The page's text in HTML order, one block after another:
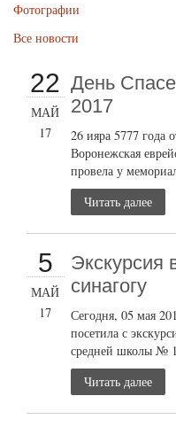
Фотографии
Все новости
22
МАЙ
17
День
2017
26 ияра 5777 года
Воронежская
провела у
Читать далее
5
МАЙ
17
Экскурсия
синагогу
Сегодня, 05 мая
посетила с
средней школы №
Читать далее